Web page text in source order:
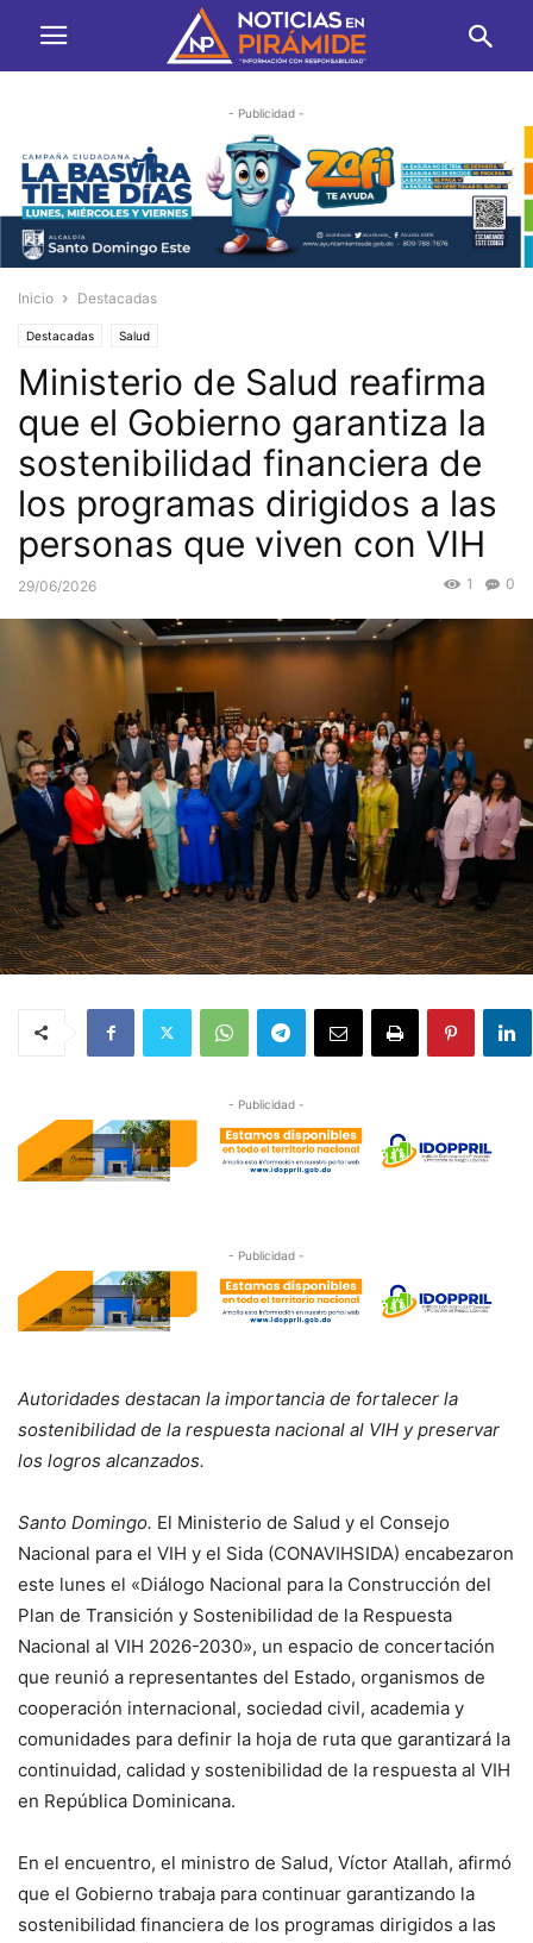
- Publicidad -
Inicio Destacadas
Destacadas Salud
Ministerio de Salud reafirma
que el Gobierno garantiza la
sostenibilidad financiera de
los programas dirigidos a las
personas que viven con VIH
29/06/2026 0
1
- Publicidad -
- Publicidad -
Autoridades destacan la importancia de fortalecer la
sostenibilidad de la respuesta nacional al VIH y preservar
los logros alcanzados.
Santo Domingo. El Ministerio de Salud y el Consejo
Nacional para el VIH y el Sida (CONAVIHSIDA) encabezaron
este lunes el «Diálogo Nacional para la Construcción del
Plan de Transición y Sostenibilidad de la Respuesta
Nacional al VIH 2026-2030», un espacio de concertación
que reunió a representantes del Estado, organismos de
cooperación internacional, sociedad civil, academia y
comunidades para definir la hoja de ruta que garantizará la
continuidad, calidad y sostenibilidad de la respuesta al VIH
en República Dominicana.
En el encuentro, el ministro de Salud, Víctor Atallah, afirmó
que el Gobierno trabaja para continuar garantizando la
sostenibilidad financiera de los programas dirigidos a las